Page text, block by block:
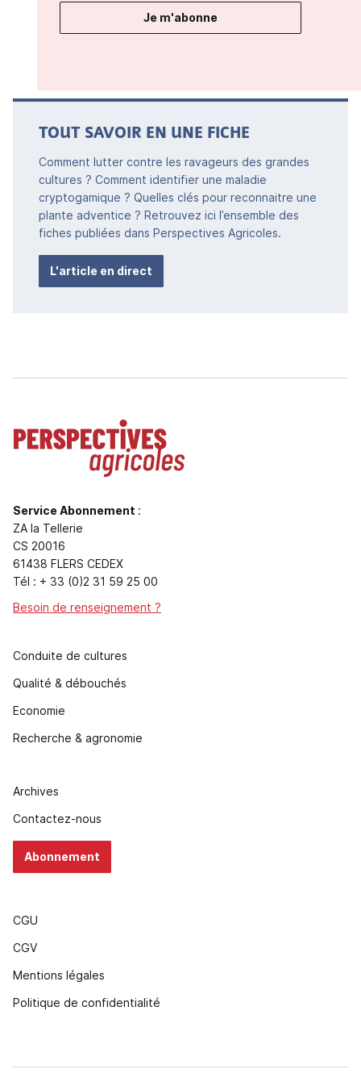
Je m'abonne
TOUT SAVOIR EN UNE FICHE
Comment lutter contre les ravageurs des grandes
cultures ? Comment identifier une maladie
cryptogamique ? Quelles clés pour reconnaitre une
plante adventice ? Retrouvez ici l’ensemble des
fiches publiées dans Perspectives Agricoles.
L'article en direct
Service Abonnement :
ZA la Tellerie
CS 20016
61438 FLERS CEDEX
Tél : + 33 (0)2 31 59 25 00
Besoin de renseignement ?
Conduite de cultures
Qualité & débouchés
Economie
Recherche & agronomie
Archives
Contactez-nous
Abonnement
CGU
CGV
Mentions légales
Politique de confidentialité